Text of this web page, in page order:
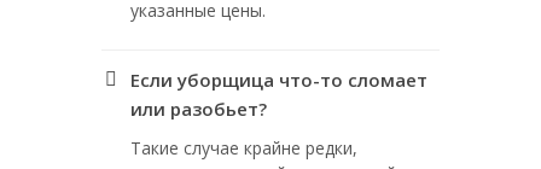
указанные цены.
Если уборщица что-то сломает
или разобьет?
Такие случае крайне редки,